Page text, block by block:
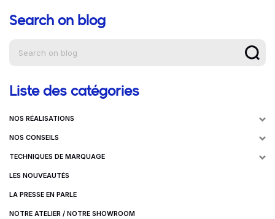
Aide à la navigation
Search on blog
Liste des catégories
NOS RÉALISATIONS
NOS CONSEILS
TECHNIQUES DE MARQUAGE
LES NOUVEAUTÉS
LA PRESSE EN PARLE
NOTRE ATELIER / NOTRE SHOWROOM